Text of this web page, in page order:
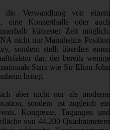
die Verwandlung von einem
eine Konzerthalle oder auch
kürzester Zeit möglich.
nicht nur Mannheims Position
sondern stellt überdies einen
dar, der bereits wenige
Stars wie Sir Elton John
bringt.
aber nicht nur als moderne
sondern ist zugleich ein
Kongresse, Tagungen und
von 44.200 Quadratmetern